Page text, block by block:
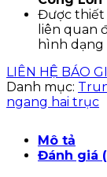
Được thiết
liên quan
hình dạng
LIÊN HỆ BÁO
Danh mục:
ngang hai trục
Mô tả
Đánh giá